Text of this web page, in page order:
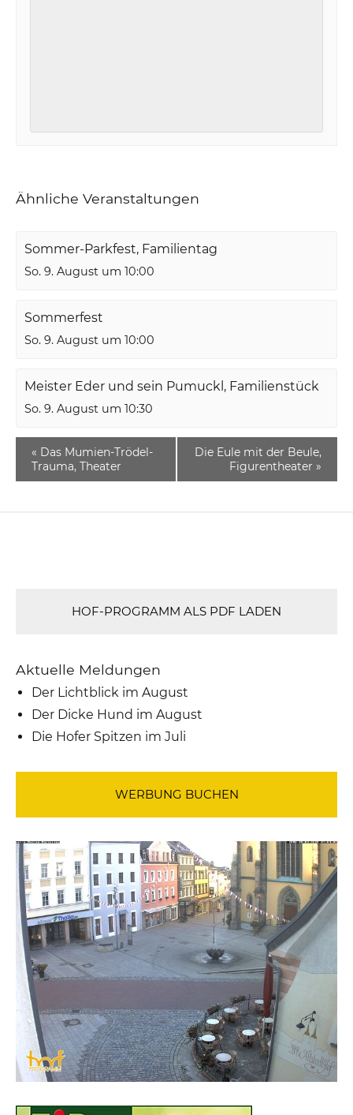
Ähnliche Veranstaltungen
Sommer-Parkfest, Familientag
So. 9. August um 10:00
Sommerfest
So. 9. August um 10:00
Meister Eder und sein Pumuckl, Familienstück
So. 9. August um 10:30
« Das Mumien-Trödel-
Trauma, Theater
Die Eule mit der Beule,
Figurentheater »
HOF-PROGRAMM ALS PDF LADEN
Aktuelle Meldungen
Der Lichtblick im August
Der Dicke Hund im August
Die Hofer Spitzen im Juli
WERBUNG BUCHEN